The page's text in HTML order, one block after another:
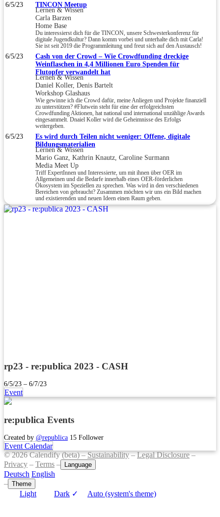
6/5/23 TINCON Meetup
Lernen & Wissen
Carla Barzen
Home Base
Du interessierst dich für die TINCON, unsere Schwesterkonferenz für
digitale Jugendkultur? Dann komm vorbei und unterhalte dich mit Carla!
Sie ist seit 2019 die Programmleitung und freut sich auf den Austausch!
6/5/23
Cash von der Crowd – Wie Crowdfunding dreckige
Weinflaschen in 4,4 Millionen Euro Spenden für
Flutopfer verwandelt hat
Lernen & Wissen
Daniel Koller, Denis Bartelt
Workshop Glashaus
Wie gewinne ich die Crowd dafür, meine Anliegen und Projekte finanziell
zu unterstützen? #Flutwein steht für eine der erfolgreichsten
Crowdfunding Aktionen, hat national und international unzählige Awards
eingesammelt. Dnaiel Koller wird die Geheimnisse des Erfolgs
weitergeben.
6/5/23
Es wird durch Teilen nicht weniger: Offene, digitale
Bildungsmaterialien
Lernen & Wissen
Mario Ganz, Kathrin Knautz, Caroline Surmann
Media Meet Up
Triff ExpertInnen und Interessierte, um mit ihnen über OER im
Allgemeinen und die Bedarfe innerhalb eines OER-förderlichen
Ökosystem im Speziellen zu sprechen. Was wird in den verschiedenen
Bereichen von gebraucht? Zusammen möchten wir uns ein Bild machen
und existierenden und neuen Ideen einen Raum geben.
rp23 - re:publica 2023 - CASH
6/5/23 – 6/7/23
Event
re:publica Events
Created by @republica 15 Follower
Event Calendar
© 2026 Calendify (beta) –Sustainability–Legal Disclosure–
Privacy – Terms – Language
Deutsch English
– Theme
Light Dark ✓ Auto (system's theme)